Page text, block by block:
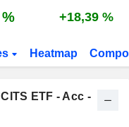
+18,39 %
Heatmap
ETF - Acc -